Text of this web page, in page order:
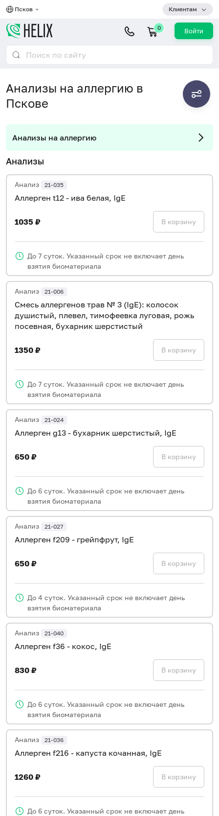
Псков Клиентам
0 Войти
Анализы на аллергию в
Пскове
Анализы на аллергию
Анализы
Анализ 21-035
Аллерген t12 - ива белая, IgE
1035 ₽ В корзину
До 7 суток. Указанный срок не включает день
взятия биоматериала
Анализ 21-006
Смесь аллергенов трав № 3 (IgE): колосок
душистый, плевел, тимофеевка луговая, рожь
посевная, бухарник шерстистый
1350 ₽ В корзину
До 7 суток. Указанный срок не включает день
взятия биоматериала
Анализ 21-024
Аллерген g13 - бухарник шерстистый, IgE
650 ₽ В корзину
До 6 суток. Указанный срок не включает день
взятия биоматериала
Анализ 21-027
Аллерген f209 - грейпфрут, IgE
650 ₽ В корзину
До 4 суток. Указанный срок не включает день
взятия биоматериала
Анализ 21-040
Аллерген f36 - кокос, IgE
830 ₽ В корзину
До 6 суток. Указанный срок не включает день
взятия биоматериала
Анализ 21-036
Аллерген f216 - капуста кочанная, IgE
1260 ₽ В корзину
До 6 суток. Указанный срок не включает день